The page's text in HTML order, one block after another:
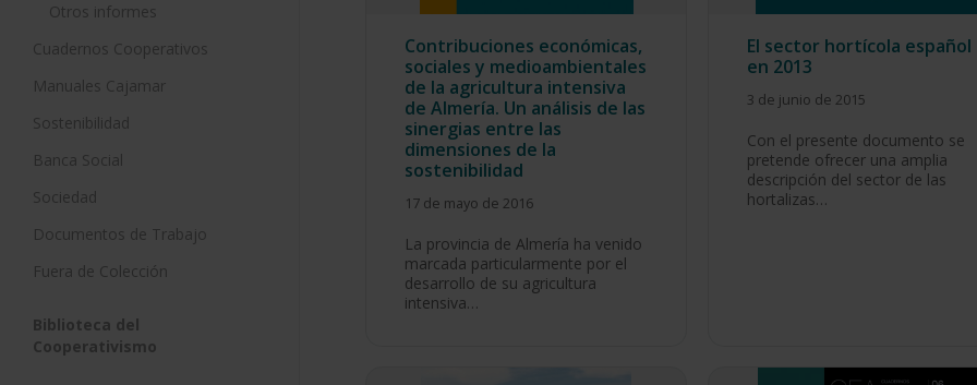
Otros informes
Cuadernos Cooperativos
Manuales Cajamar
Sostenibilidad
Banca Social
Sociedad
Documentos de Trabajo
Fuera de Colección
Biblioteca del
Cooperativismo
Contribuciones económicas,
sociales y medioambientales
de la agricultura intensiva
de Almería. Un análisis de las
sinergias entre las
dimensiones de la
sostenibilidad
17 de mayo de 2016
La provincia de Almería ha venido
marcada particularmente por el
desarrollo de su agricultura
intensiva…
El sector hortícola español
en 2013
3 de junio de 2015
Con el presente documento se
pretende ofrecer una amplia
descripción del sector de las
hortalizas…